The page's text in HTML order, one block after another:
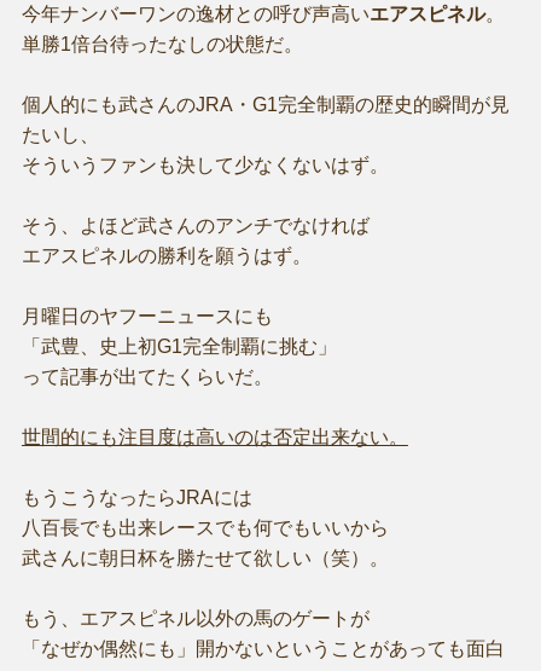
今年ナンバーワンの逸材との呼び声高いエアスピネル。
単勝1倍台待ったなしの状態だ。
個人的にも武さんのJRA・G1完全制覇の歴史的瞬間が見
たいし、
そういうファンも決して少なくないはず。
そう、よほど武さんのアンチでなければ
エアスピネルの勝利を願うはず。
月曜日のヤフーニュースにも
「武豊、史上初G1完全制覇に挑む」
って記事が出てたくらいだ。
世間的にも注目度は高いのは否定出来ない。
もうこうなったらJRAには
八百長でも出来レースでも何でもいいから
武さんに朝日杯を勝たせて欲しい（笑）。
もう、エアスピネル以外の馬のゲートが
「なぜか偶然にも」開かないということがあっても面白